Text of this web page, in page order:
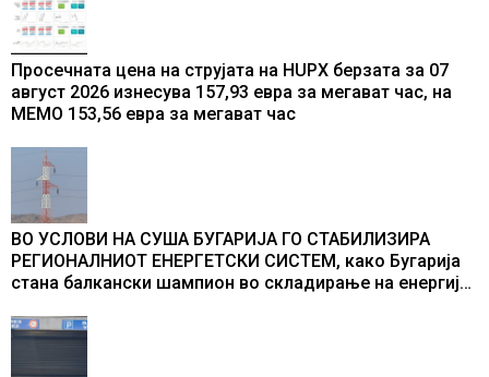
Просечната цена на струјата на HUPX берзата за 07
август 2026 изнесува 157,93 евра за мегават час, на
МЕМО 153,56 евра за мегават час
ВО УСЛОВИ НА СУША БУГАРИЈА ГО СТАБИЛИЗИРА
РЕГИОНАЛНИОТ ЕНЕРГЕТСКИ СИСТЕМ, како Бугарија
стана балкански шампион во складирање на енергија